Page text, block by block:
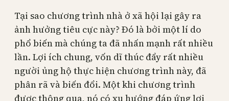
Tại sao chương trình nhà ở xã hội lại gây ra
ảnh hưởng tiêu cực này? Đó là bởi một lí do
phổ biến mà chúng ta đã nhấn mạnh rất nhiều
lần. Lợi ích chung, vốn dĩ thúc đẩy rất nhiều
người ủng hộ thực hiện chương trình này, đã
phân rã và biến đổi. Một khi chương trình
được thông qua, nó có xu hướng đáp ứng lợi